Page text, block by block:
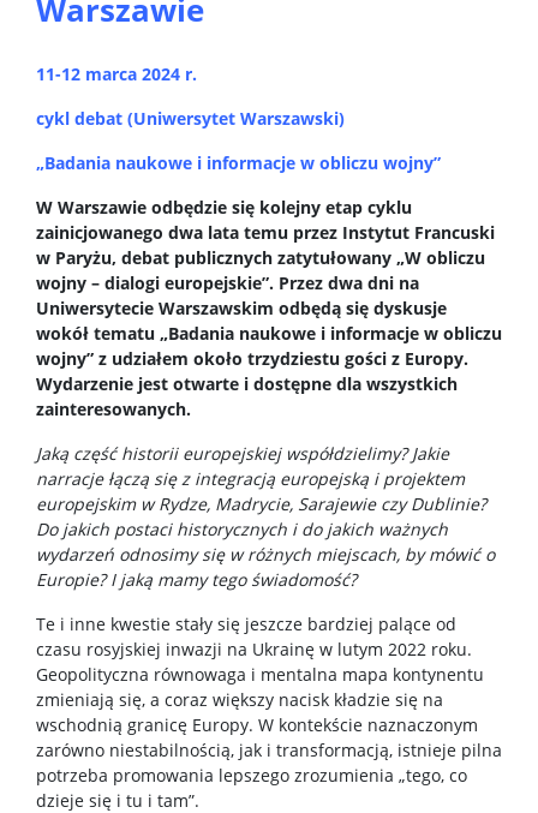
Warszawie
11-12 marca 2024 r.
cykl debat (Uniwersytet Warszawski)
„Badania naukowe i informacje w obliczu wojny”
W Warszawie odbędzie się kolejny etap cyklu
zainicjowanego dwa lata temu przez Instytut Francuski
w Paryżu, debat publicznych zatytułowany „W obliczu
wojny – dialogi europejskie”. Przez dwa dni na
Uniwersytecie Warszawskim odbędą się dyskusje
wokół tematu „Badania naukowe i informacje w obliczu
wojny” z udziałem około trzydziestu gości z Europy.
Wydarzenie jest otwarte i dostępne dla wszystkich
zainteresowanych.
Jaką część historii europejskiej współdzielimy? Jakie
narracje łączą się z integracją europejską i projektem
europejskim w Rydze, Madrycie, Sarajewie czy Dublinie?
Do jakich postaci historycznych i do jakich ważnych
wydarzeń odnosimy się w różnych miejscach, by mówić o
Europie? I jaką mamy tego świadomość?
Te i inne kwestie stały się jeszcze bardziej palące od
czasu rosyjskiej inwazji na Ukrainę w lutym 2022 roku.
Geopolityczna równowaga i mentalna mapa kontynentu
zmieniają się, a coraz większy nacisk kładzie się na
wschodnią granicę Europy. W kontekście naznaczonym
zarówno niestabilnością, jak i transformacją, istnieje pilna
potrzeba promowania lepszego zrozumienia „tego, co
dzieje się i tu i tam”.